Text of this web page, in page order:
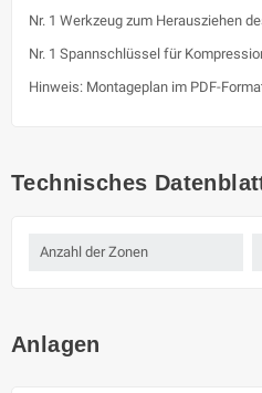
Nr. 1 Werkzeug zum Herausziehen
Nr. 1 Spannschlüssel für
Hinweis: Montageplan im PDF-
Technisches
Anzahl der Zonen
Anlagen